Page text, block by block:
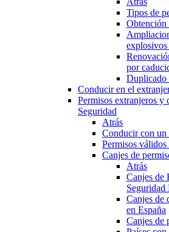
Tipos de
por
Duplicado
Conducir en el
Permisos extranjeros y
Seguridad
Atrás
Conducir con un
Permisos
Canjes de
Atrás
Canjes de
Seguridad
Canjes de
en España
Canjes de